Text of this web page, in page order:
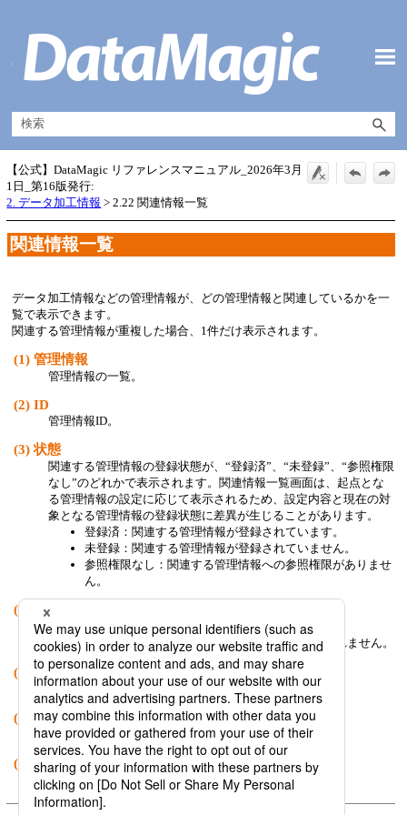
【公式】DataMagic リファレンスマニュアル_2026年3月
1日_第16版発行:
2. データ加工情報 >2.22 関連情報一覧
関連情報一覧
データ加工情報などの管理情報が、どの管理情報と関連しているかを一
覧で表示できます。
関連する管理情報が重複した場合、1件だけ表示されます。
(1)管理情報
管理情報の一覧。
(2)ID
管理情報ID。
(3)状態
関連する管理情報の登録状態が、“登録済”、“未登録”、“参照権限
なし”のどれかで表示されます。関連情報一覧画面は、起点とな
る管理情報の設定に応じて表示されるため、設定内容と現在の対
象となる管理情報の登録状態に差異が生じることがあります。
登録済：関連する管理情報が登録されています。
未登録：関連する管理情報が登録されていません。
参照権限なし：関連する管理情報への参照権限がありませ
ん。
(4) 更新ユーザ
管理情報を更新したユーザID。
DataMagic Desktopグレードでは、更新ユーザは表示されません。
(5) 業務グループ
管理情報が所属する業務グループ。
(6) 更新日時
管理情報を最後に更新した日時。
(7)コメント
管理情報に指定したコメント。